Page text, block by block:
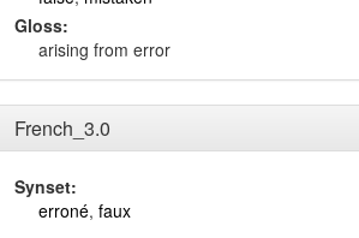
Gloss:
arising from error
French_3.0
Synset:
erroné, faux